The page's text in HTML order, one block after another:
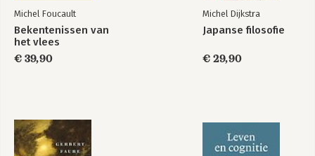
Michel Foucault
Bekentenissen van
het vlees
€ 39,90
Michel Dijkstra
Japanse filosofie
€ 29,90